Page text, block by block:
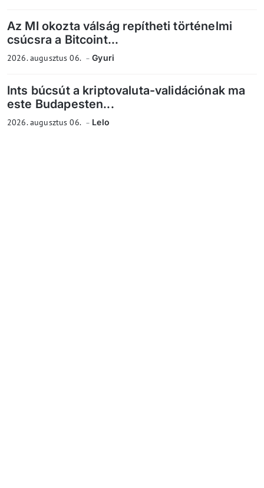
Az MI okozta válság repítheti történelmi
csúcsra a Bitcoint...
2026. augusztus 06. Gyuri
Ints búcsút a kriptovaluta-validációnak ma
este Budapesten...
2026. augusztus 06. Lelo